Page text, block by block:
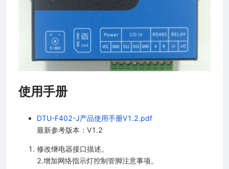
使用手册
DTU-F402-J产品使用手册V1.2.pdf
最新参考版本：V1.2
修改继电器接口描述。
2.增加网络指示灯控制管脚注意事项。